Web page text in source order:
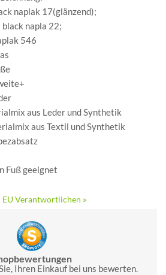
naplak 17(glänzend);
napla 22;
546
aus Leder und Synthetik
aus Textil und Synthetik
Fuß geeignet
Verantwortlichen »
Ihren Einkauf bei uns bewerten.